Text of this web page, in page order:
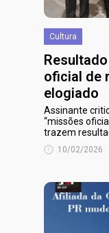
Cultura
oficial de
elogiado
Assinante
“missões
trazem
10/02/2026